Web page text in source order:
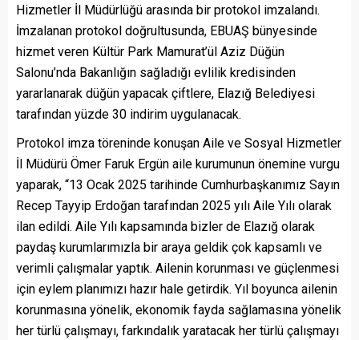
Hizmetler İl Müdürlüğü arasında bir protokol imzalandı.
İmzalanan protokol doğrultusunda, EBUAŞ bünyesinde
hizmet veren Kültür Park Mamurat’ül Aziz Düğün
Salonu’nda Bakanlığın sağladığı evlilik kredisinden
yararlanarak düğün yapacak çiftlere, Elazığ Belediyesi
tarafından yüzde 30 indirim uygulanacak.
Protokol imza töreninde konuşan Aile ve Sosyal Hizmetler
İl Müdürü Ömer Faruk Ergün aile kurumunun önemine vurgu
yaparak, “13 Ocak 2025 tarihinde Cumhurbaşkanımız Sayın
Recep Tayyip Erdoğan tarafından 2025 yılı Aile Yılı olarak
ilan edildi. Aile Yılı kapsamında bizler de Elazığ olarak
paydaş kurumlarımızla bir araya geldik çok kapsamlı ve
verimli çalışmalar yaptık. Ailenin korunması ve güçlenmesi
için eylem planımızı hazır hale getirdik. Yıl boyunca ailenin
korunmasına yönelik, ekonomik fayda sağlamasına yönelik
her türlü çalışmayı, farkındalık yaratacak her türlü çalışmayı